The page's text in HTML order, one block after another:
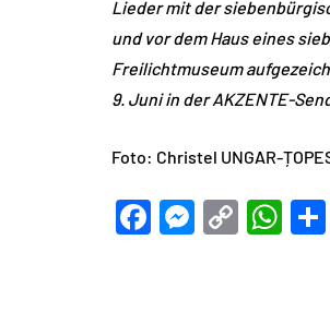
Lieder mit der
und vor dem Haus eines
Freilichtmuseum
9. Juni in der AKZENTE-
Foto: Christel UNGAR-
Facebook
Copy